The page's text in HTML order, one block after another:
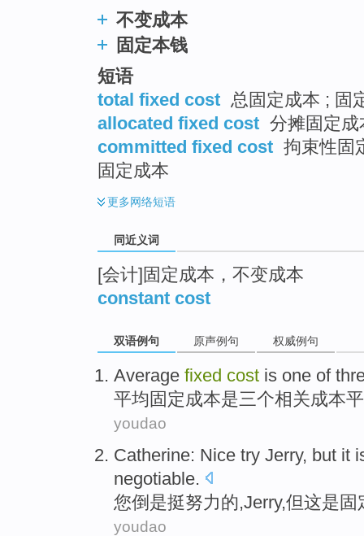
不变成本
固定本钱
短语
total fixed cost 总固定成本 ; 固
allocated fixed cost 分摊固定成
committed fixed cost 拘束性固
固定成本
更多网络短语
同近义词
[会计]固定成本，不变成本
constant cost
双语例句 原声例句 权威例句
Average fixed cost is one of
平均 固定成本是三个相关成本
youdao
Catherine: Nice try Jerry, but it
negotiable.
您倒是挺努力的,Jerry,但这是 固
youdao